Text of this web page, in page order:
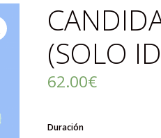
(SOLO
62.00€
Duración